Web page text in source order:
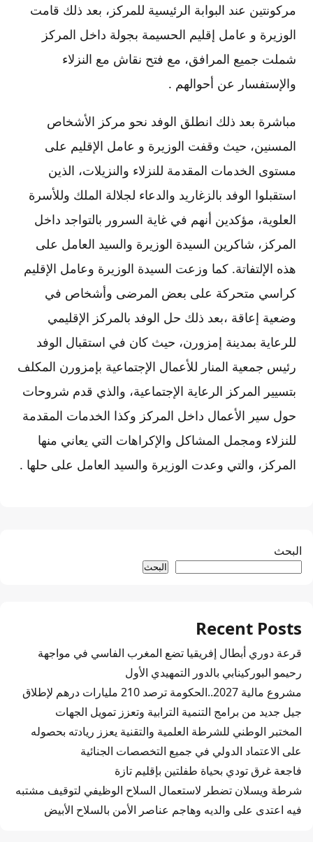
مركونتين عند البوابة الرئيسية للمركز، بعد ذلك قامت
الوزيرة و عامل إقليم الحسيمة بجولة داخل المركز
شملت جميع المرافق، مع فتح نقاش مع النزلاء
والإستفسار عن أحوالهم .
مباشرة بعد ذلك انطلق الوفد نحو مركز الأشخاص
المسنين، حيث وقفت الوزيرة و عامل الإقليم على
مستوى الخدمات المقدمة للنزلاء والنزيلات، الذين
استقبلوا الوفد بالزغاريد والدعاء لجلالة الملك وللأسرة
العلوية، مؤكدين أنهم في غاية السرور بالتواجد داخل
المركز، شاكرين السيدة الوزيرة والسيد العامل على
هذه الإلتفاتة. كما وزعت السيدة الوزيرة وعامل الإقليم
كراسي متحركة على بعض المرضى وأشخاص في
وضعية إعاقة ،بعد ذلك حل الوفد بالمركز الإقليمي
للرعاية بمدينة إمزورن، حيث كان في استقبال الوفد
رئيس جمعية المنار للأعمال الإجتماعية بإمزورن المكلف
بتسيير المركز الرعاية الإجتماعية، والذي قدم شروحات
حول سير الأعمال داخل المركز وكذا الخدمات المقدمة
للنزلاء ومجمل المشاكل والإكراهات التي يعاني منها
المركز، والتي وعدت الوزيرة والسيد العامل على حلها .
البحث
البحث
Recent Posts
قرعة دوري أبطال إفريقيا تضع المغرب الفاسي في مواجهة
رحيمو البوركينابي بالدور التمهيدي الأول
مشروع مالية 2027..الحكومة ترصد 210 مليارات درهم لإطلاق
جيل جديد من برامج التنمية الترابية وتعزز تمويل الجهات
المختبر الوطني للشرطة العلمية والتقنية يعزز ريادته بحصوله
على الاعتماد الدولي في جميع التخصصات الجنائية
فاجعة غرق تودي بحياة طفلتين بإقليم تازة
شرطة ويسلان تضطر لاستعمال السلاح الوظيفي لتوقيف مشتبه
فيه اعتدى على والديه وهاجم عناصر الأمن بالسلاح الأبيض